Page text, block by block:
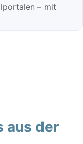
– mit
aus der